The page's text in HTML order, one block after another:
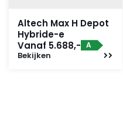
Altech Max H Depot
Hybride-e
Vanaf 5.688,- A
Bekijken